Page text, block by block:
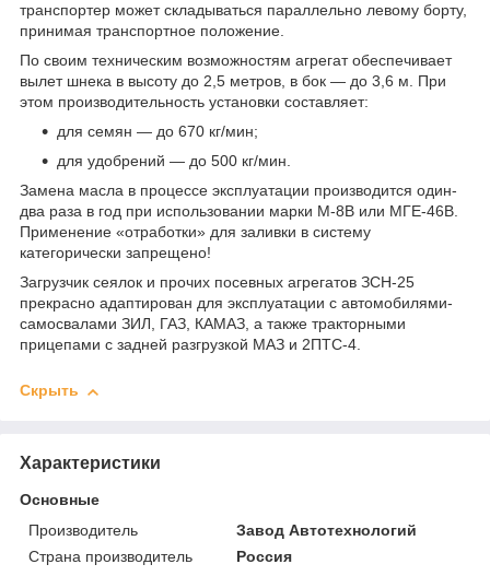
транспортер может складываться параллельно левому борту,
принимая транспортное положение.
По своим техническим возможностям агрегат обеспечивает
вылет шнека в высоту до 2,5 метров, в бок — до 3,6 м. При
этом производительность установки составляет:
для семян — до 670 кг/мин;
для удобрений — до 500 кг/мин.
Замена масла в процессе эксплуатации производится один-
два раза в год при использовании марки М-8В или МГЕ-46В.
Применение «отработки» для заливки в систему
категорически запрещено!
Загрузчик сеялок и прочих посевных агрегатов ЗСН-25
прекрасно адаптирован для эксплуатации с автомобилями-
самосвалами ЗИЛ, ГАЗ, КАМАЗ, а также тракторными
прицепами с задней разгрузкой МАЗ и 2ПТС-4.
Скрыть
Характеристики
Основные
Производитель
Завод Автотехнологий
Страна производитель
Россия